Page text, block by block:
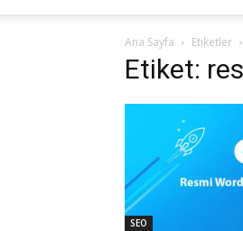
Ana Sayfa Etiketler
Etiket:
SEO